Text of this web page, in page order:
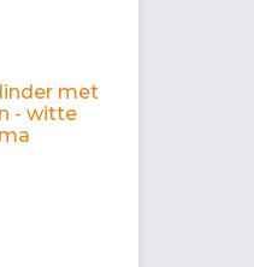
met
- witte